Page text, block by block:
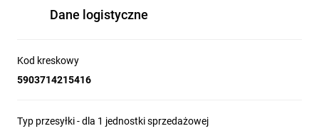
Dane logistyczne
Kod kreskowy
5903714215416
Typ przesyłki - dla 1 jednostki sprzedażowej